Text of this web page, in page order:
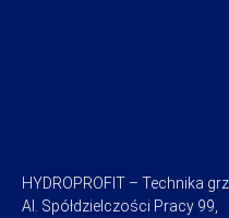
HYDROPROFIT – Technika
Al. Spółdzielczości Pracy 99,